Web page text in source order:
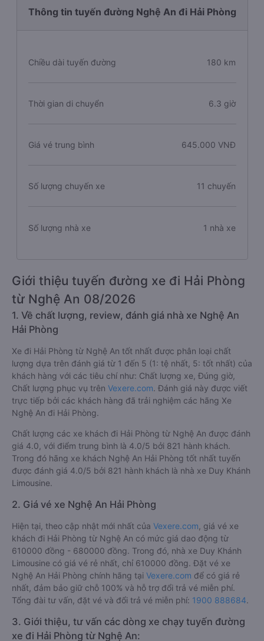
Thông tin tuyến đường Nghệ An đi Hải Phòng
Chiều dài tuyến đường 180 km
Thời gian di chuyển 6.3 giờ
Giá vé trung bình 645.000 VNĐ
Số lượng chuyến xe 11 chuyến
Số lượng nhà xe 1 nhà xe
Giới thiệu tuyến đường xe đi Hải Phòng
từ Nghệ An 08/2026
1. Về chất lượng, review, đánh giá nhà xe Nghệ An
Hải Phòng
Xe đi Hải Phòng từ Nghệ An tốt nhất được phân loại chất
lượng dựa trên đánh giá từ 1 đến 5 (1: tệ nhất, 5: tốt nhất) của
khách hàng với các tiêu chí như: Chất lượng xe, Đúng giờ,
Chất lượng phục vụ trên Vexere.com. Đánh giá này được viết
trực tiếp bởi các khách hàng đã trải nghiệm các hãng Xe
Nghệ An đi Hải Phòng.
Chất lượng các xe khách đi Hải Phòng từ Nghệ An được đánh
giá 4.0, với điểm trung bình là 4.0/5 bởi 821 hành khách.
Trong đó hãng xe khách Nghệ An Hải Phòng tốt nhất tuyến
được đánh giá 4.0/5 bởi 821 hành khách là nhà xe Duy Khánh
Limousine.
2. Giá vé xe Nghệ An Hải Phòng
Hiện tại, theo cập nhật mới nhất của Vexere.com , giá vé xe
khách đi Hải Phòng từ Nghệ An có mức giá dao động từ
610000 đồng - 680000 đồng. Trong đó, nhà xe Duy Khánh
Limousine có giá vé rẻ nhất, chỉ 610000 đồng. Đặt vé xe
Nghệ An Hải Phòng chính hãng tại Vexere.com để có giá rẻ
nhất, đảm bảo giữ chỗ 100% và hỗ trợ đổi trả vé miễn phí.
Tổng đài tư vấn, đặt vé và đổi trả vé miễn phí: 1900 888684.
3. Giới thiệu, tư vấn các dòng xe chạy tuyến đường
xe đi Hải Phòng từ Nghệ An: